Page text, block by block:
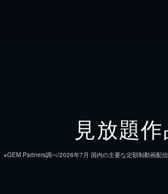
見放題
※GEM Partners調べ/2026年7⽉ 国内の主要な定額制動画配